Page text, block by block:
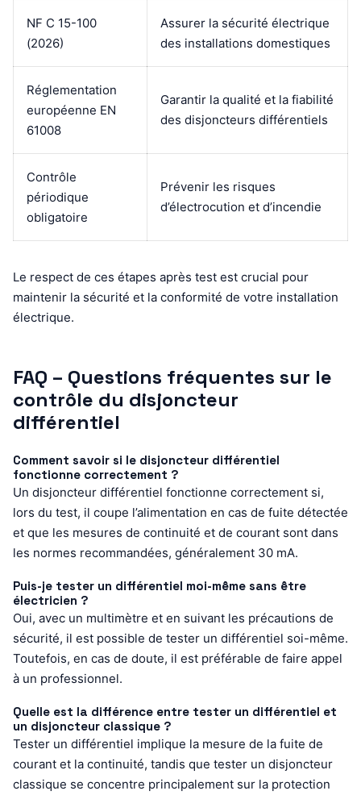
NF C 15-100
(2026)
Assurer la sécurité électrique
des installations domestiques
Réglementation
européenne EN
61008
Garantir la qualité et la fiabilité
des disjoncteurs différentiels
Contrôle
périodique
obligatoire
Prévenir les risques
d’électrocution et d’incendie
Le respect de ces étapes après test est crucial pour
maintenir la sécurité et la conformité de votre installation
électrique.
FAQ – Questions fréquentes sur le
contrôle du disjoncteur
différentiel
Comment savoir si le disjoncteur différentiel
fonctionne correctement ?
Un disjoncteur différentiel fonctionne correctement si,
lors du test, il coupe l’alimentation en cas de fuite détectée
et que les mesures de continuité et de courant sont dans
les normes recommandées, généralement 30 mA.
Puis-je tester un différentiel moi-même sans être
électricien ?
Oui, avec un multimètre et en suivant les précautions de
sécurité, il est possible de tester un différentiel soi-même.
Toutefois, en cas de doute, il est préférable de faire appel
à un professionnel.
Quelle est la différence entre tester un différentiel et
un disjoncteur classique ?
Tester un différentiel implique la mesure de la fuite de
courant et la continuité, tandis que tester un disjoncteur
classique se concentre principalement sur la protection